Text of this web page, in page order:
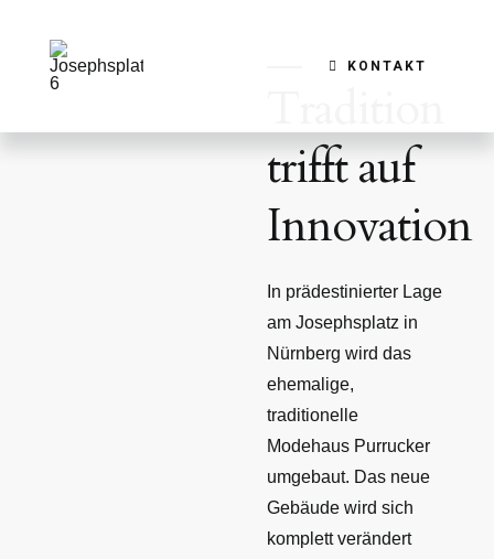
springen
KONTAKT
trifft auf
Innovation
In prädestinierter Lage
am Josephsplatz in
Nürnberg wird das
ehemalige,
traditionelle
Modehaus Purrucker
umgebaut. Das neue
Gebäude wird sich
komplett verändert